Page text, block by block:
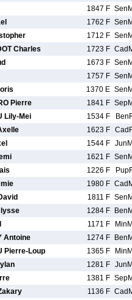
1847 F
1762 F
1712 F
Charles 1723 F
1673 F
1757 F
1370 E
Pierre 1841 F
Lily-Mei 1534 F
1623 F
1544 F
1621 F
1226 F
1980 F
1811 F
1284 F
1171 F
Antoine 1274 F
Pierre-Loup 1365 F
1281 F
1381 F
1136 F